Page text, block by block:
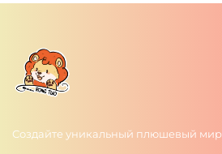
Создайте уникальный плюшевый мир